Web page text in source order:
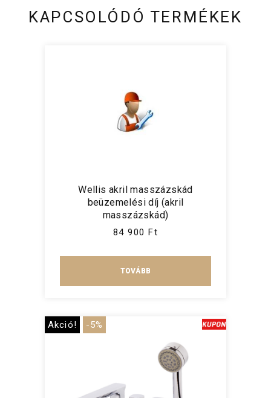
KAPCSOLÓDÓ TERMÉKEK
Wellis akril masszázskád
beüzemelési díj (akril
masszázskád)
84 900 Ft
TOVÁBB
Akció! -5%